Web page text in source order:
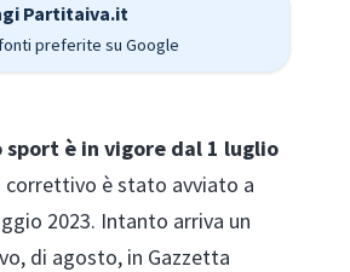
Partitaiva.it
preferite su Google
è in vigore dal 1 luglio
correttivo è stato avviato a
2023. Intanto arriva un
di agosto, in Gazzetta